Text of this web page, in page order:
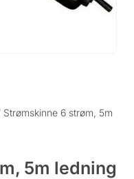
Strømskinne 6 strøm, 5m
5m ledning